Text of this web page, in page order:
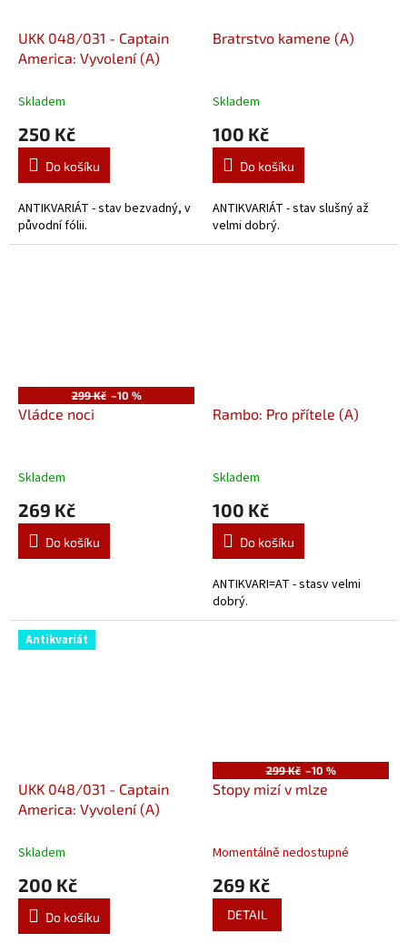
UKK 048/031 - Captain
America: Vyvolení (A)
Skladem
250 Kč
Do košíku
ANTIKVARIÁT - stav bezvadný, v
původní fólii.
Bratrstvo kamene (A)
Skladem
100 Kč
Do košíku
ANTIKVARIÁT - stav slušný až
velmi dobrý.
299 Kč –10 %
Vládce noci
Skladem
269 Kč
Do košíku
Rambo: Pro přítele (A)
Skladem
100 Kč
Do košíku
ANTIKVARI=AT - stasv velmi
dobrý.
Antikvariát
UKK 048/031 - Captain
America: Vyvolení (A)
Skladem
200 Kč
Do košíku
299 Kč –10 %
Stopy mizí v mlze
Momentálně nedostupné
269 Kč
DETAIL